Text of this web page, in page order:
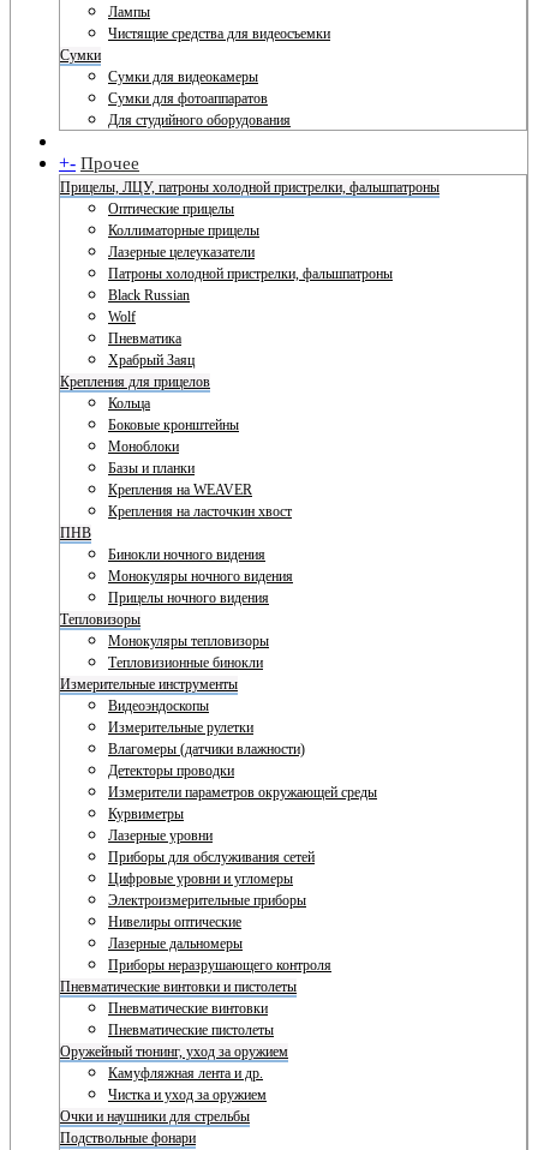
Лампы
Чистящие средства для видеосъемки
Сумки
Сумки для видеокамеры
Сумки для фотоаппаратов
Для студийного оборудования
+- Прочее
Прицелы, ЛЦУ, патроны холодной пристрелки, фальшпатроны
Оптические прицелы
Коллиматорные прицелы
Лазерные целеуказатели
Патроны холодной пристрелки, фальшпатроны
Black Russian
Wolf
Пневматика
Храбрый Заяц
Крепления для прицелов
Кольца
Боковые кронштейны
Моноблоки
Базы и планки
Крепления на WEAVER
Крепления на ласточкин хвост
ПНВ
Бинокли ночного видения
Монокуляры ночного видения
Прицелы ночного видения
Тепловизоры
Монокуляры тепловизоры
Тепловизионные бинокли
Измерительные инструменты
Видеоэндоскопы
Измерительные рулетки
Влагомеры (датчики влажности)
Детекторы проводки
Измерители параметров окружающей среды
Курвиметры
Лазерные уровни
Приборы для обслуживания сетей
Цифровые уровни и угломеры
Электроизмерительные приборы
Нивелиры оптические
Лазерные дальномеры
Приборы неразрушающего контроля
Пневматические винтовки и пистолеты
Пневматические винтовки
Пневматические пистолеты
Оружейный тюнинг, уход за оружием
Камуфляжная лента и др.
Чистка и уход за оружием
Очки и наушники для стрельбы
Подствольные фонари